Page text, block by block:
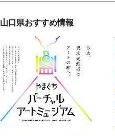
山口県おすすめ情報